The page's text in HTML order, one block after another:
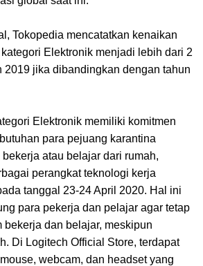
Tokopedia mencatatkan kenaikan
Elektronik menjadi lebih dari 2
2019 jika dibandingkan dengan tahun
Elektronik memiliki komitmen
para pejuang karantina
atau belajar dari rumah,
perangkat teknologi kerja
tanggal 23-24 April 2020. Hal ini
para pekerja dan pelajar agar tetap
bekerja dan belajar, meskipun
Di Logitech Official Store, terdapat
webcam, dan headset yang